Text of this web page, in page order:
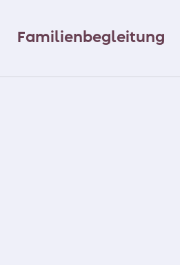
Familienbegleitung